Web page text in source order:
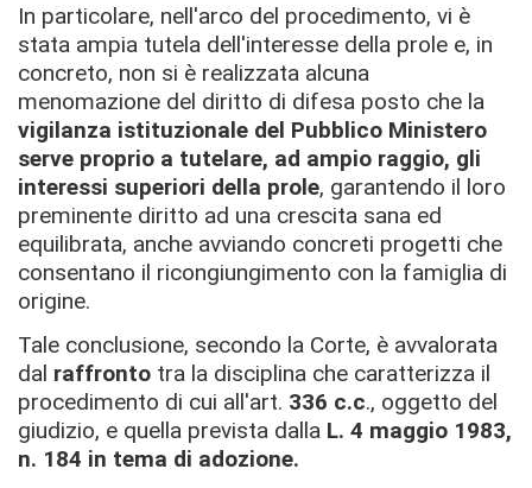
In particolare, nell'arco del procedimento, vi è
stata ampia tutela dell'interesse della prole e, in
concreto, non si è realizzata alcuna
menomazione del diritto di difesa posto che la
vigilanza istituzionale del Pubblico Ministero
serve proprio a tutelare, ad ampio raggio, gli
interessi superiori della prole, garantendo il loro
preminente diritto ad una crescita sana ed
equilibrata, anche avviando concreti progetti che
consentano il ricongiungimento con la famiglia di
origine.
Tale conclusione, secondo la Corte, è avvalorata
dal raffronto tra la disciplina che caratterizza il
procedimento di cui all'art. 336 c.c., oggetto del
giudizio, e quella prevista dalla L. 4 maggio 1983,
n. 184 in tema di adozione.